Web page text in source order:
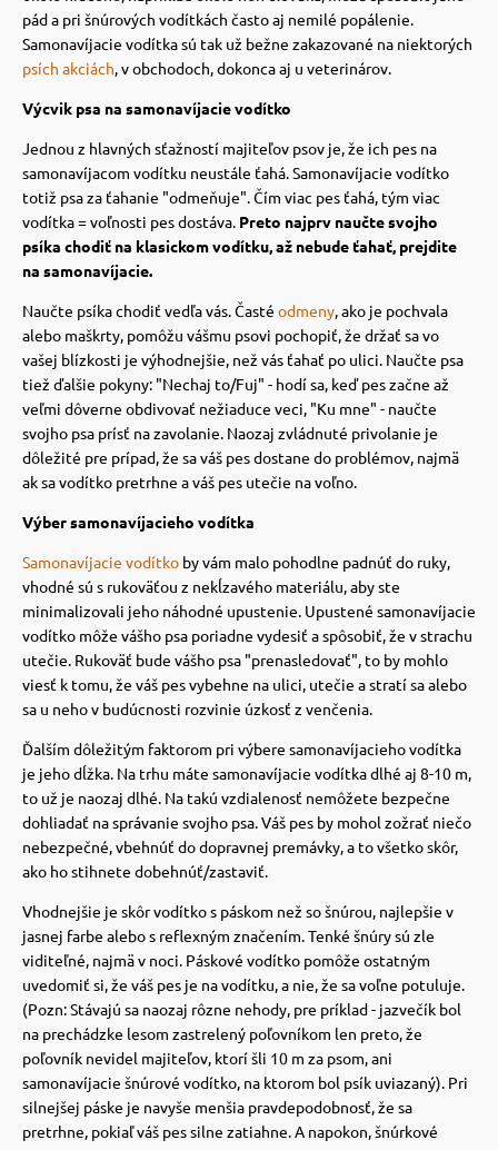
so psom
poukazy
pád a pri šnúrových vodítkách často aj nemilé popálenie.
Samonavíjacie vodítka sú tak už bežne zakazované na niektorých
psích akciách, v obchodoch, dokonca aj u veterinárov.
Výcvik psa na samonavíjacie vodítko
Jednou z hlavných sťažností majiteľov psov je, že ich pes na
samonavíjacom vodítku neustále ťahá.Samonavíjacie vodítko
totiž psa za ťahanie "odmeňuje". Čím viac pes ťahá, tým viac
vodítka = voľnosti pes dostáva. Preto najprv naučte svojho
psíka chodiť na klasickom vodítku, až nebude ťahať, prejdite
na samonavíjacie.
Naučte psíka chodiť vedľa vás. Časté odmeny, ako je pochvala
alebo maškrty, pomôžu vášmu psovi pochopiť, že držať sa vo
vašej blízkosti je výhodnejšie, než vás ťahať po ulici. Naučte psa
tiež ďalšie pokyny: "Nechaj to/Fuj" - hodí sa, keď pes začne až
veľmi dôverne obdivovať nežiaduce veci, "Ku mne" - naučte
svojho psa prísť na zavolanie. Naozaj zvládnuté privolanie je
dôležité pre prípad, že sa váš pes dostane do problémov, najmä
ak sa vodítko pretrhne a váš pes utečie na voľno.
Výber samonavíjacieho vodítka
Samonavíjacie vodítko by vám malo pohodlne padnúť do ruky,
vhodné sú s rukoväťou z nekĺzavého materiálu, aby ste
minimalizovali jeho náhodné upustenie. Upustené samonavíjacie
vodítko môže vášho psa poriadne vydesiť a spôsobiť, že v strachu
utečie. Rukoväť bude vášho psa "prenasledovať", to by mohlo
viesť k tomu, že váš pes vybehne na ulici, utečie a stratí sa alebo
sa u neho v budúcnosti rozvinie úzkosť z venčenia.
Ďalším dôležitým faktorom pri výbere samonavíjacieho vodítka
je jeho dĺžka. Na trhu máte samonavíjacie vodítka dlhé aj 8-10 m,
to už je naozaj dlhé. Na takú vzdialenosť nemôžete bezpečne
dohliadať na správanie svojho psa. Váš pes by mohol zožrať niečo
nebezpečné, vbehnúť do dopravnej premávky, a to všetko skôr,
ako ho stihnete dobehnúť/zastaviť.
Vhodnejšie je skôr vodítko s páskom než so šnúrou, najlepšie v
jasnej farbe alebo s reflexným značením.Tenké šnúry sú zle
viditeľné, najmä v noci. Páskové vodítko pomôže ostatným
uvedomiť si, že váš pes je na vodítku, a nie, že sa voľne potuluje.
(Pozn: Stávajú sa naozaj rôzne nehody, pre príklad - jazvečík bol
na prechádzke lesom zastrelený poľovníkom len preto, že
poľovník nevidel majiteľov, ktorí šli 10 m za psom, ani
samonavíjacie šnúrové vodítko, na ktorom bol psík uviazaný). Pri
silnejšej páske je navyše menšia pravdepodobnosť, že sa
pretrhne, pokiaľ váš pes silne zatiahne.A napokon, šnúrkové